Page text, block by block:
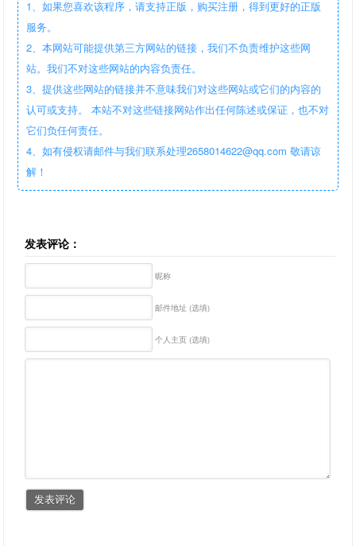
1、如果您喜欢该程序，请支持正版，购买注册，得到更好的正版
服务。
2、本网站可能提供第三方网站的链接，我们不负责维护这些网
站。我们不对这些网站的内容负责任。
3、提供这些网站的链接并不意味我们对这些网站或它们的内容的
认可或支持。 本站不对这些链接网站作出任何陈述或保证，也不对
它们负任何责任。
4、如有侵权请邮件与我们联系处理2658014622@qq.com 敬请谅
解！
发表评论：
昵称
邮件地址 (选填)
个人主页 (选填)